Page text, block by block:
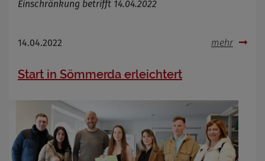
Einschränkung betrifft 14.04.2022
14.04.2022 mehr
Start in Sömmerda erleichtert